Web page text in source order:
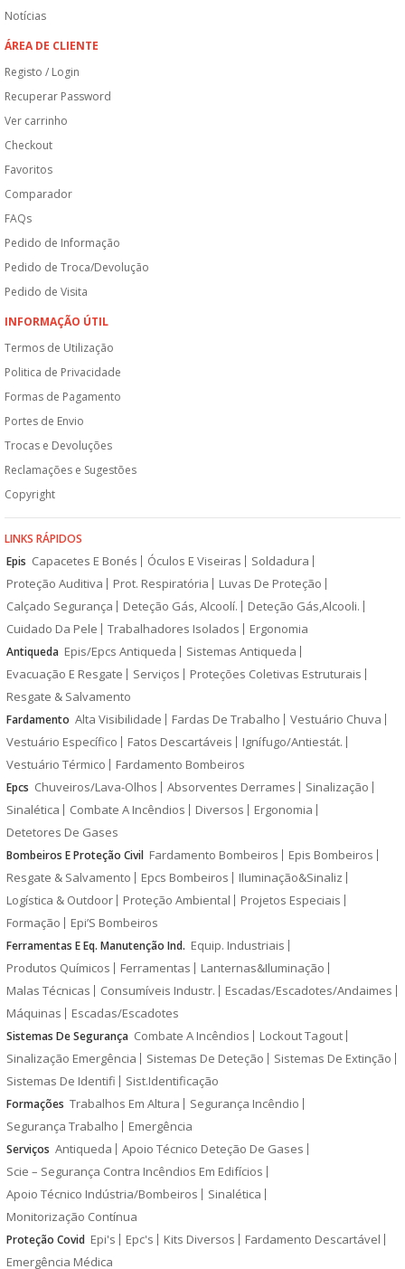
Notícias
ÁREA DE CLIENTE
Registo / Login
Recuperar Password
Ver carrinho
Checkout
Favoritos
Comparador
FAQs
Pedido de Informação
Pedido de Troca/Devolução
Pedido de Visita
INFORMAÇÃO ÚTIL
Termos de Utilização
Politica de Privacidade
Formas de Pagamento
Portes de Envio
Trocas e Devoluções
Reclamações e Sugestões
Copyright
LINKS RÁPIDOS
Epis Capacetes E Bonés Óculos E Viseiras
Soldadura
Proteção Auditiva
Prot. Respiratória
Luvas De Proteção
Calçado Segurança
Deteção Gás, Alcoolí.
Deteção Gás,Alcooli.
Cuidado Da Pele
Trabalhadores Isolados Ergonomia
Antiqueda Epis/Epcs Antiqueda
Sistemas Antiqueda
Evacuação E Resgate
Serviços
Proteções Coletivas Estruturais
Resgate & Salvamento
Fardamento Alta Visibilidade Fardas De Trabalho
Vestuário Chuva
Vestuário Específico
Fatos Descartáveis
Ignífugo/Antiestát.
Vestuário Térmico
Fardamento Bombeiros
Epcs Chuveiros/Lava-Olhos Absorventes Derrames
Sinalização
Sinalética
Combate A Incêndios Diversos
Ergonomia
Detetores De Gases
Bombeiros E Proteção Civil Fardamento Bombeiros
Epis Bombeiros
Resgate & Salvamento
Epcs Bombeiros
Iluminação&Sinaliz
Logística & Outdoor
Proteção Ambiental
Projetos Especiais
Formação
Epi’S Bombeiros
Ferramentas E Eq. Manutenção Ind. Equip. Industriais
Produtos Químicos
Ferramentas
Lanternas&Iluminação
Malas Técnicas
Consumíveis Industr.
Escadas/Escadotes/Andaimes
Máquinas
Escadas/Escadotes
Sistemas De Segurança Combate A Incêndios
Lockout Tagout
Sinalização Emergência
Sistemas De Deteção
Sistemas De Extinção
Sistemas De Identifi
Sist.Identificação
Formações Trabalhos Em Altura
Segurança Incêndio
Segurança Trabalho
Emergência
Serviços Antiqueda
Apoio Técnico Deteção De Gases
Scie – Segurança Contra Incêndios Em Edifícios
Apoio Técnico Indústria/Bombeiros
Sinalética
Monitorização Contínua
Proteção Covid Epi's Epc's Kits Diversos
Fardamento Descartável
Emergência Médica